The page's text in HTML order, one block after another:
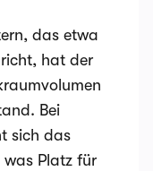
das etwa
hat der
Bei
sich das
was Platz für